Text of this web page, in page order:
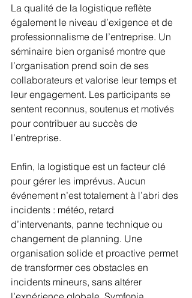
La qualité de la logistique reflète
également le niveau d’exigence et de
professionnalisme de l’entreprise. Un
séminaire bien organisé montre que
l’organisation prend soin de ses
collaborateurs et valorise leur temps et
leur engagement. Les participants se
sentent reconnus, soutenus et motivés
pour contribuer au succès de
l’entreprise.
Enfin, la logistique est un facteur clé
pour gérer les imprévus. Aucun
événement n’est totalement à l’abri des
incidents : météo, retard
d’intervenants, panne technique ou
changement de planning. Une
organisation solide et proactive permet
de transformer ces obstacles en
incidents mineurs, sans altérer